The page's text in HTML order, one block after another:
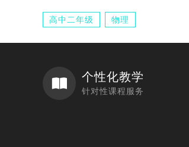
高中二年级 物理
个性化教学
针对性课程服务